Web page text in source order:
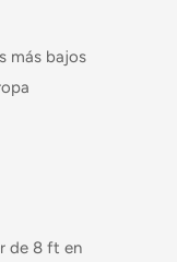
más bajos
de 8 ft en